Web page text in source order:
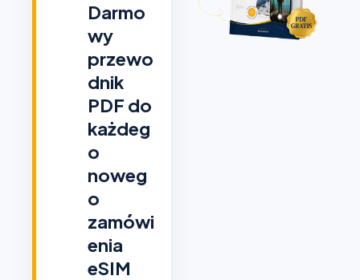
Darmo
wy
przewo
dnik
PDF do
każdeg
o
noweg
o
zamówi
enia
eSIM